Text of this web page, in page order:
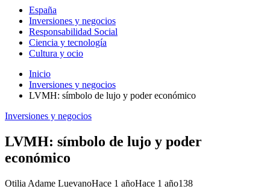
España
Inversiones y negocios
Responsabilidad Social
Ciencia y tecnología
Cultura y ocio
Inicio
Inversiones y negocios
LVMH: símbolo de lujo y poder económico
Inversiones y negocios
LVMH: símbolo de lujo y poder
económico
Otilia Adame LuevanoHace 1 añoHace 1 año138